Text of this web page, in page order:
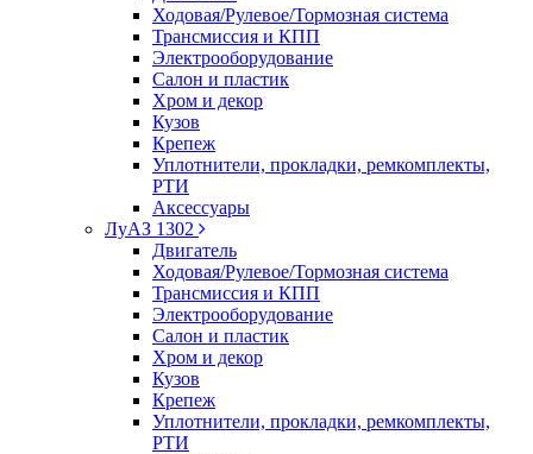
Ходовая/Рулевое/Тормозная система
Трансмиссия и КПП
Электрооборудование
Салон и пластик
Хром и декор
Кузов
Крепеж
Уплотнители, прокладки, ремкомплекты,
РТИ
Аксессуары
ЛуАЗ 1302
Двигатель
Ходовая/Рулевое/Тормозная система
Трансмиссия и КПП
Электрооборудование
Салон и пластик
Хром и декор
Кузов
Крепеж
Уплотнители, прокладки, ремкомплекты,
РТИ